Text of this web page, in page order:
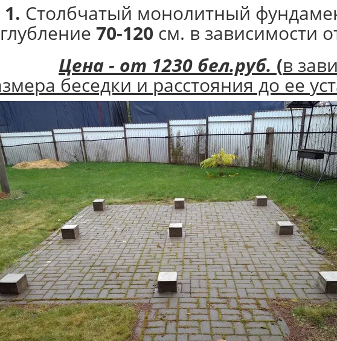
Столбчатый монолитный
70-120 см. в зависимости
Цена - от 1230 бел.руб. (в
беседки и расстояния до ее